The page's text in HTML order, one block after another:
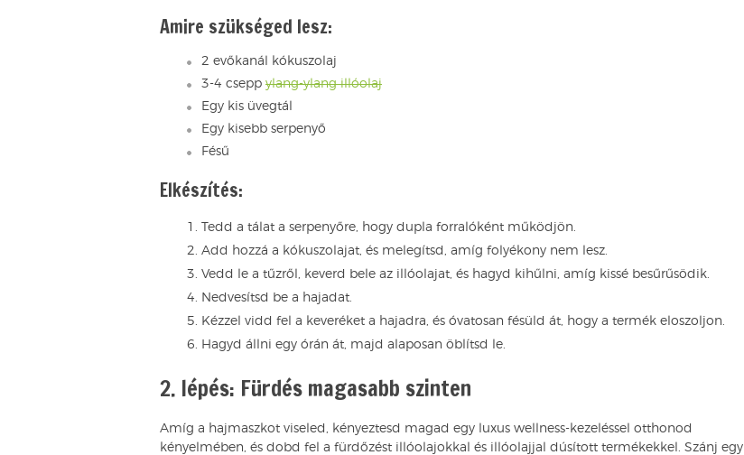
Amire szükséged lesz:
2 evőkanál kókuszolaj
3-4 csepp ylang-ylang illóolaj
Egy kis üvegtál
Egy kisebb serpenyő
Fésű
Elkészítés:
Tedd a tálat a serpenyőre, hogy dupla forralóként működjön.
Add hozzá a kókuszolajat, és melegítsd, amíg folyékony nem lesz.
Vedd le a tűzről, keverd bele az illóolajat, és hagyd kihűlni, amíg kissé besűrűsödik.
Nedvesítsd be a hajadat.
Kézzel vidd fel a keveréket a hajadra, és óvatosan fésüld át, hogy a termék eloszoljon.
Hagyd állni egy órán át, majd alaposan öblítsd le.
2. lépés: Fürdés magasabb szinten
Amíg a hajmaszkot viseled, kényeztesd magad egy luxus wellness-kezeléssel otthonod
kényelmében, és dobd fel a fürdőzést illóolajokkal és illóolajjal dúsított termékekkel. Szánj egy